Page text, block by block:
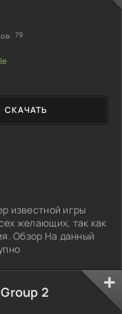
известной игры
желающих, так как
Обзор На данный
СКАЧАТЬ
79
2